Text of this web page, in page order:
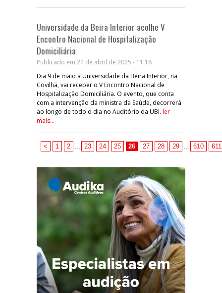
Universidade da Beira Interior acolhe V
Encontro Nacional de Hospitalização
Domiciliária
Publicado em 24 de abril de 2025 - 11:18
Dia 9 de maio a Universidade da Beira Interior, na
Covilhã, vai receber o V Encontro Nacional de
Hospitalização Domiciliária. O evento, que conta
com a intervenção da ministra da Saúde, decorrerá
ao longo de todo o dia no Auditório da UBI. ler
mais...
< 1 2 23 24 25 26 27 28 29 610 611